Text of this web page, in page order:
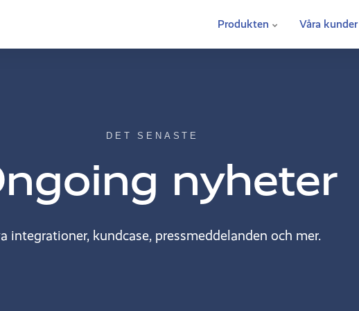
Produkten Våra kunder
DET SENASTE
nyheter
integrationer, kundcase, pressmeddelanden och mer.